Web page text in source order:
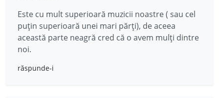
Este cu mult superioară muzicii noastre ( sau cel
puţin superioară unei mari părţi), de aceea
această parte neagră cred că o avem mulţi dintre
noi.
răspunde-i